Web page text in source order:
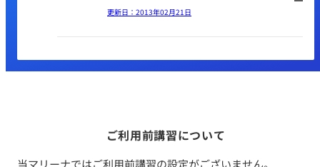
更新日： 2013年02月21日
ご利用前講習について